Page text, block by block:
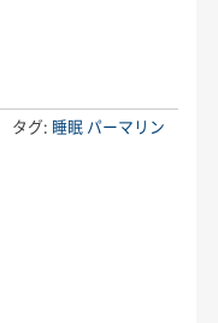
タグ: 睡眠 パーマリン